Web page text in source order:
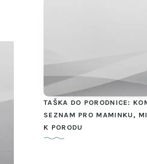
TAŠKA DO PORODNICE:
SEZNAM PRO MAMINKU,
K PORODU